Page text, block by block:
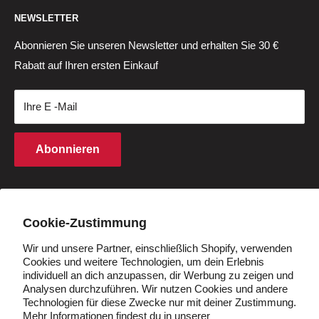
Cookie-Zustimmung
Wir und unsere Partner, einschließlich Shopify, verwenden
Cookies und weitere Technologien, um dein Erlebnis
individuell an dich anzupassen, dir Werbung zu zeigen und
Analysen durchzuführen. Wir nutzen Cookies und andere
Technologien für diese Zwecke nur mit deiner Zustimmung.
Mehr Informationen findest du in unserer
Std:
Fahrradzubehör
Ersatzteile
Fahrradbatterien
Geschenkkarten
Garantierichtlinie
Reton- und Rückerstattungspolitik
Datenschutzrichtlinie
Geschäftsbedingungen
Kaufbedingungen
Rechte an geistigem Eigentum
Cookie -Richtlinie
Hilfezentrum
Track Order
Rückgabezentrum
Zahlung
Finanzierung
Partnerprogramm
Studentenrabatt
NEWSLETTER
Abonnieren Sie unseren Newsletter und erhalten Sie 30 €
Rabatt auf Ihren ersten Einkauf
Ihre E -Mail
Abonnieren
Deutschland (EUR €)
Folgen Sie uns